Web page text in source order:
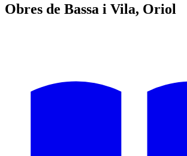
Obres de Bassa i Vila, Oriol